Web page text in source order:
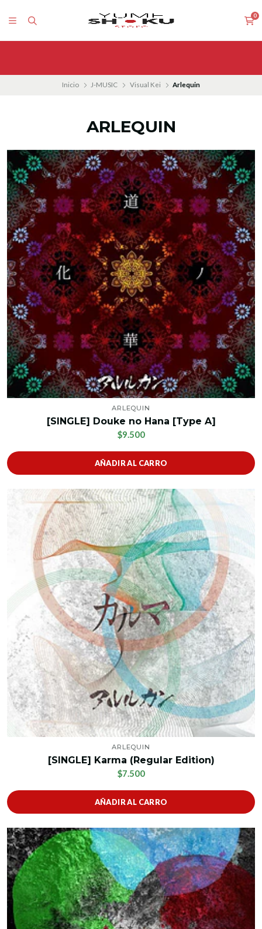
0
Inicio J-MUSIC Visual Kei Arlequin
ARLEQUIN
ARLEQUIN
[SINGLE] Douke no Hana [Type A]
$9.500
AÑADIR AL CARRO
ARLEQUIN
[SINGLE] Karma (Regular Edition)
$7.500
AÑADIR AL CARRO